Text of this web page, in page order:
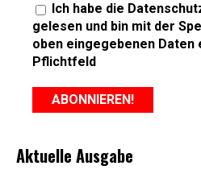
Ich habe die
gelesen und bin mit der
oben eingegebenen Daten
Pflichtfeld
Aktuelle Ausgabe